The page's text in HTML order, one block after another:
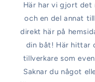
Här har vi gjort
och en del annat
direkt här på
din båt! Här hittar
tillverkare som
Saknar du något